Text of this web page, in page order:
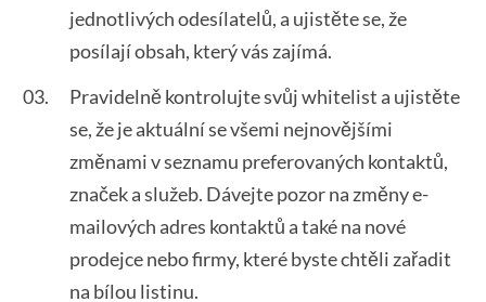
jednotlivých odesílatelů, a ujistěte se, že
posílají obsah, který vás zajímá.
Pravidelně kontrolujte svůj whitelist a ujistěte
se, že je aktuální se všemi nejnovějšími
změnami v seznamu preferovaných kontaktů,
značek a služeb. Dávejte pozor na změny e-
mailových adres kontaktů a také na nové
prodejce nebo firmy, které byste chtěli zařadit
na bílou listinu.